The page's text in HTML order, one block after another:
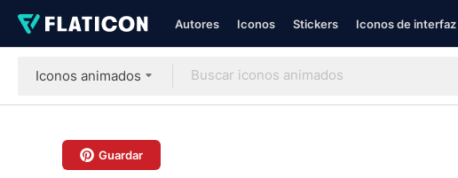
Autores Iconos Stickers Iconos de interfaz
Iconos animados
Guardar